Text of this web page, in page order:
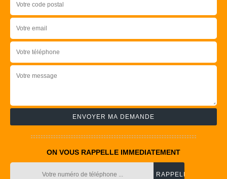
ON VOUS RAPPELLE IMMEDIATEMENT